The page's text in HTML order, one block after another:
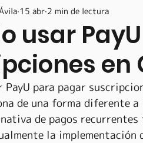
usar
en
15 abr 2 min de lectura
PayU para pagar
de una forma diferente
de pagos
la implementación